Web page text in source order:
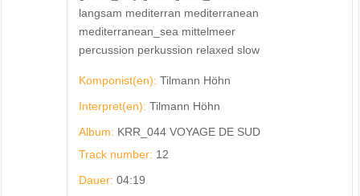
langsam mediterran mediterranean
mediterranean_sea mittelmeer
percussion perkussion relaxed slow
Komponist(en): Tilmann Höhn
Interpret(en): Tilmann Höhn
Album: KRR_044 VOYAGE DE SUD
Track number: 12
Dauer: 04:19